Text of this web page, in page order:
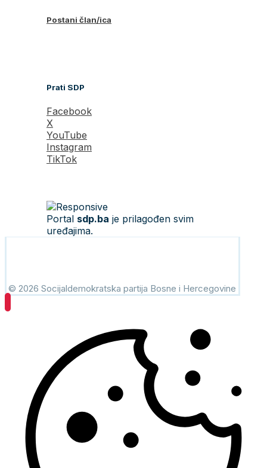
Postani član/ica
Prati SDP
Facebook
X
YouTube
Instagram
TikTok
Portal sdp.ba je prilagođen svim
uređajima.
© 2026 Socijaldemokratska partija Bosne i Hercegovine